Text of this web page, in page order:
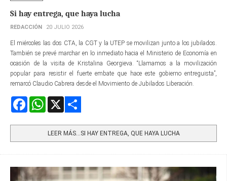
Si hay entrega, que haya lucha
REDACCIÓN 20 JULIO 2026
El miércoles las dos CTA, la CGT y la UTEP se movilizan junto a los jubilados.
También se prevé marchar en lo inmediato hacia el Ministerio de Economía en
ocasión de la visita de Kristalina Georgieva. “Llamamos a la movilización
popular para resistir el fuerte embate que hace este gobierno entreguista”,
remarcó Claudio Cabrera desde el Movimiento de Jubilados Liberación.
FacebookWhatsApp
LEER MÁS…SI HAY ENTREGA, QUE HAYA LUCHA